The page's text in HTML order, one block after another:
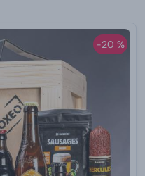
-20 %